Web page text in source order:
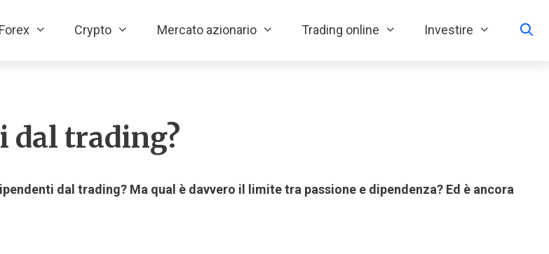
Forex Crypto Mercato azionario Trading online Investire
dal trading?
dal trading? Ma qual è davvero il limite tra passione e dipendenza? Ed è ancora